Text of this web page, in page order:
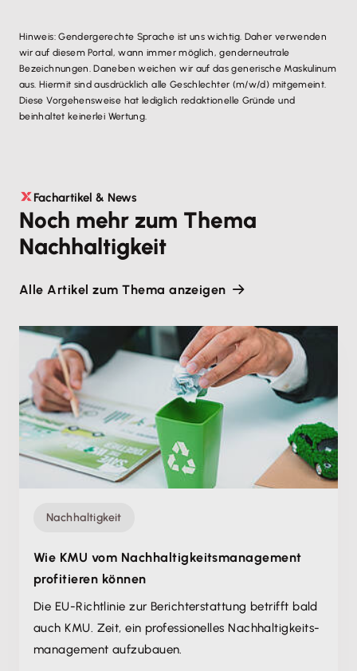
Hinweis: Gendergerechte Sprache ist uns wichtig. Daher verwenden
wir auf diesem Portal, wann immer möglich, genderneutrale
Bezeichnungen. Daneben weichen wir auf das generische Maskulinum
aus. Hiermit sind ausdrücklich alle Geschlechter (m/w/d) mitgemeint.
Diese Vorgehensweise hat lediglich redaktionelle Gründe und
beinhaltet keinerlei Wertung.
Fachartikel & News
Noch mehr zum Thema
Nachhaltigkeit
Alle Artikel zum Thema anzeigen
Nachhaltigkeit
Wie KMU vom Nachhaltigkeits­management
profitieren können
Die EU-Richtlinie zur Bericht­erstattung betrifft bald
auch KMU. Zeit, ein professionelles Nachhaltigkeits­
management aufzubauen.